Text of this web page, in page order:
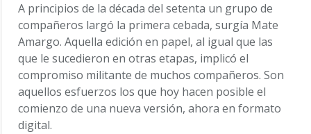
A principios de la década del setenta un grupo de
compañeros largó la primera cebada, surgía Mate
Amargo. Aquella edición en papel, al igual que las
que le sucedieron en otras etapas, implicó el
compromiso militante de muchos compañeros. Son
aquellos esfuerzos los que hoy hacen posible el
comienzo de una nueva versión, ahora en formato
digital.